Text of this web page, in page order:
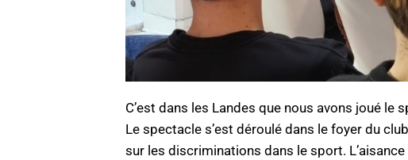
C’est dans les Landes que nous avons joué le
Le spectacle s’est déroulé dans le foyer du
sur les discriminations dans le sport.